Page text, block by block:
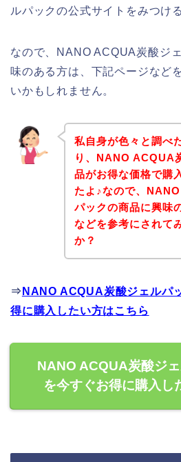
ルパックの公式サイトをみつけ
なので、NANO ACQUA炭酸ジ
味のある方は、下記ページなど
いかもしれません。
私自身が色々と調べ
り、NANO ACQUA
品がお得な価格で購
たよ♪なので、
パックの商品に興味
などを参考にされて
か？
⇒ NANO ACQUA炭酸ジェルパ
得に購入したい方はこちら
NANO ACQUA炭酸ジ
を今すぐお得に購入し